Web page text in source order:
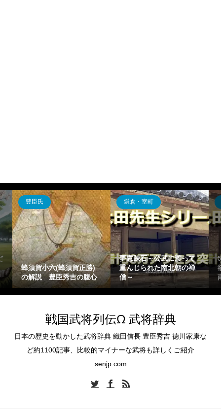
豊臣氏
蜂須賀小六(蜂須賀正勝)
の解説 豊臣秀吉の腹心
鎌倉・室町
夢窓疎石～公武に渡って
重んじられた南北朝の禅
僧～
戦国武将列伝Ω 武将辞典
日本の歴史を動かした武将辞典 織田信長 豊臣秀吉 徳川家康な
ど約1100記事、比較的マイナーな武将も詳しくご紹介
senjp.com